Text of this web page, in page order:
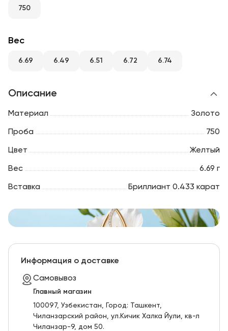
RU
750
Вес
6.69 6.49 6.51 6.72 6.74
Описание
Материал Золото
Проба 750
Цвет Желтый
Вес 6.69 г
Вставка Бриллиант 0.433 карат
Информация о доставке
Самовывоз
Главный магазин
100097, Узбекистан, Город: Ташкент,
Чиланзарский pайон, ул.Кичик Халка Йули, кв-л
Чиланзар-9, дом 50.